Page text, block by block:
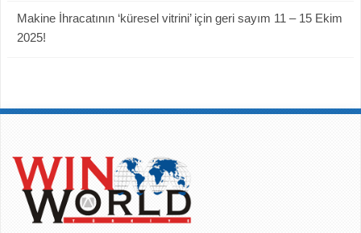
Makine İhracatının ‘küresel vitrini’ için geri sayım 11 – 15 Ekim
2025!